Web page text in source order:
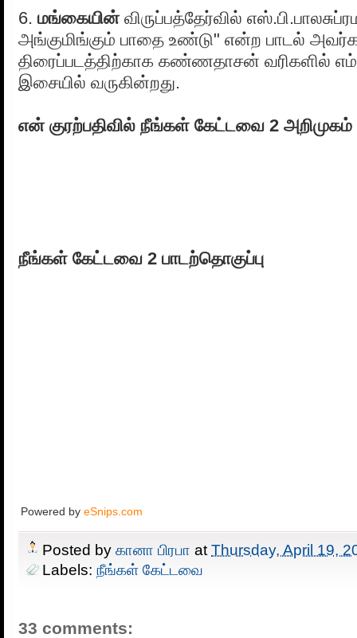
6. மங்கையின்விருப்பத்தேர்வில்
அங்குமிங்கும் பாதை உண்டு" என்ற பாடல்
திரைப்படத்திற்காக கண்ணதாசன் வரிகளில்
இசையில் வருகின்றது.
என் குரற்பதிவில் நீங்கள் கேட்டவை 2 அறிமுகம்
நீங்கள் கேட்டவை 2 பாடற்தொகுப்பு
Powered by eSnips.com
Posted by கானா பிரபா at Thursday, April 19,
Labels: நீங்கள் கேட்டவை
33 comments: